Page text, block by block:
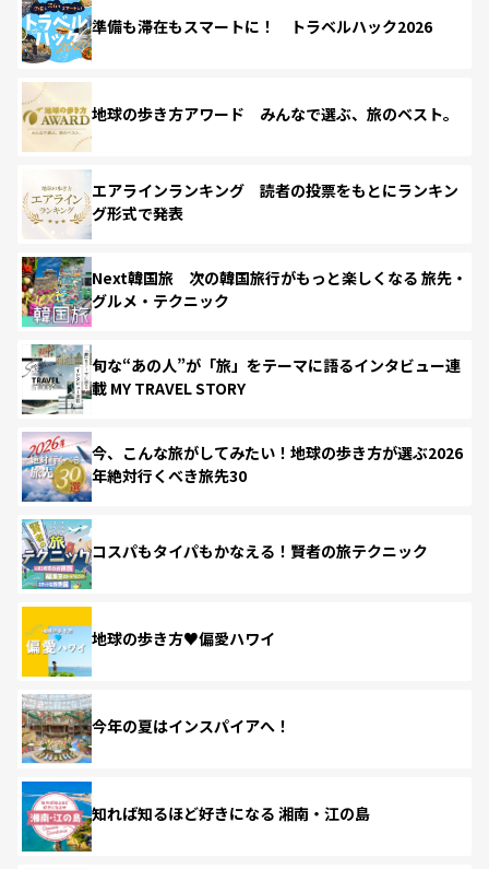
準備も滞在もスマートに！ トラベルハック2026
地球の歩き方アワード みんなで選ぶ、旅のベスト。
エアラインランキング 読者の投票をもとにランキン
グ形式で発表
Next韓国旅 次の韓国旅行がもっと楽しくなる 旅先・
グルメ・テクニック
旬な“あの人”が「旅」をテーマに語るインタビュー連
載 MY TRAVEL STORY
今、こんな旅がしてみたい！地球の歩き方が選ぶ2026
年絶対行くべき旅先30
コスパもタイパもかなえる！賢者の旅テクニック
地球の歩き方♥偏愛ハワイ
今年の夏はインスパイアへ！
知れば知るほど好きになる 湘南・江の島